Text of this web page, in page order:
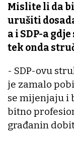
Mislite li da
urušiti
a i SDP-a
tek onda
- SDP-ovu
je zamalo
se mijenjaju i
bitno
građanin